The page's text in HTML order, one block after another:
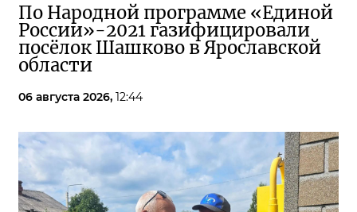
По Народной программе «Единой
России»-2021 газифицировали
посёлок Шашково в Ярославской
области
06 августа 2026, 12:44